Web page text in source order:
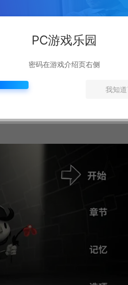
PC游戏乐园
密码在游戏介绍页右侧
我知道